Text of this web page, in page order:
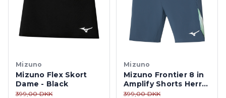
Mizuno
Mizuno Flex Skort
Dame - Black
399,00 DKK
Mizuno
Mizuno Frontier 8 in
Amplify Shorts Herre
- Vintage Indigo
399,00 DKK